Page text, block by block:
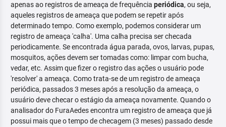
apenas ao registros de ameaça de frequência periódica, ou seja,
aqueles registros de ameaça que podem se repetir após
determinado tempo. Como exemplo, podemos considerar um
registro de ameaça 'calha'. Uma calha precisa ser checada
periodicamente. Se encontrada água parada, ovos, larvas, pupas,
mosquitos, ações devem ser tomadas como: limpar com bucha,
vedar, etc. Assim que fizer o registro das ações o usuário pode
'resolver' a ameaça. Como trata-se de um registro de ameaça
periódica, passados 3 meses após a resolução da ameaça, o
usuário deve checar o estágio da ameaça novamente. Quando o
analisador do FuraAedes encontra um registro de ameaça que já
possui mais que o tempo de checagem (3 meses) passado desde